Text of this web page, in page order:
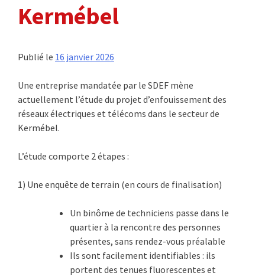
Kermébel
Publié le 16 janvier 2026
Une entreprise mandatée par le SDEF mène
actuellement l’étude du projet d’enfouissement des
réseaux électriques et télécoms dans le secteur de
Kermébel.
L’étude comporte 2 étapes :
1) Une enquête de terrain (en cours de finalisation)
Un binôme de techniciens passe dans le
quartier à la rencontre des personnes
présentes, sans rendez-vous préalable
Ils sont facilement identifiables : ils
portent des tenues fluorescentes et